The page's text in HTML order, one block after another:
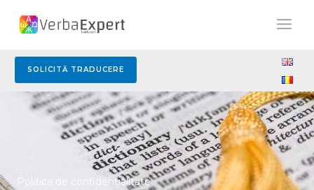
SOLICITĂ TRADUCERE
Politica de confidenţialitate